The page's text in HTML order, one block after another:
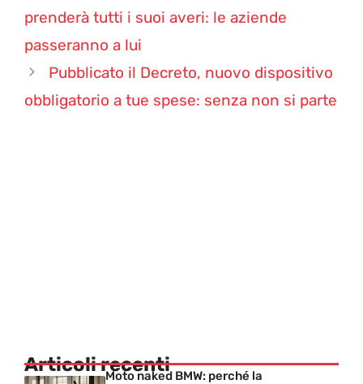
prenderà tutti i suoi averi: le aziende
passeranno a lui
Pubblicato il Decreto, nuovo dispositivo
obbligatorio a tue spese: senza non si parte
Articoli recentiMoto naked BMW: perché la